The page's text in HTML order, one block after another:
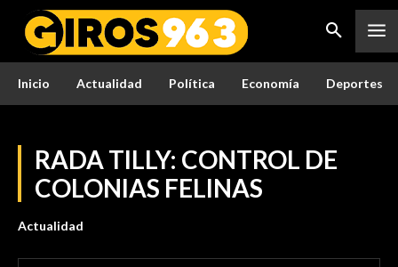
Inicio Actualidad Política Economía Deportes
RADA TILLY: CONTROL DE
COLONIAS FELINAS
Actualidad